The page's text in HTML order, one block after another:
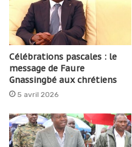
Célébrations pascales : le
message de Faure
Gnassingbé aux chrétiens
5 avril 2026